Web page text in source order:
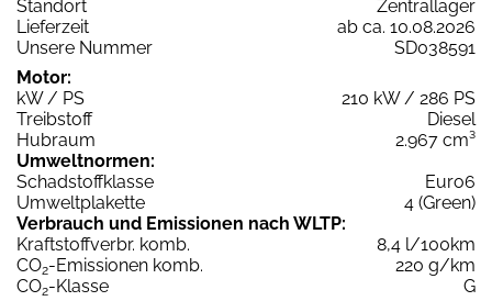
Standort
Zentrallager
Lieferzeit
ab ca. 10.08.2026
Unsere Nummer
SD038591
Motor:
kW / PS
210 kW / 286 PS
Treibstoff
Diesel
Hubraum
2.967 cm³
Umweltnormen:
Schadstoffklasse
Euro6
Umweltplakette
4 (Green)
Verbrauch und Emissionen nach WLTP:
Kraftstoffverbr. komb.
8,4 l/100km
CO2-Emissionen komb.
220 g/km
CO2-Klasse
G